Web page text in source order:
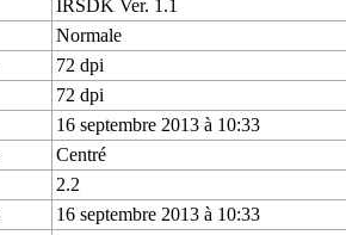
IRSDK Ver. 1.1
Normale
72 dpi
72 dpi
16 septembre 2013 à 10:33
Centré
2.2
16 septembre 2013 à 10:33